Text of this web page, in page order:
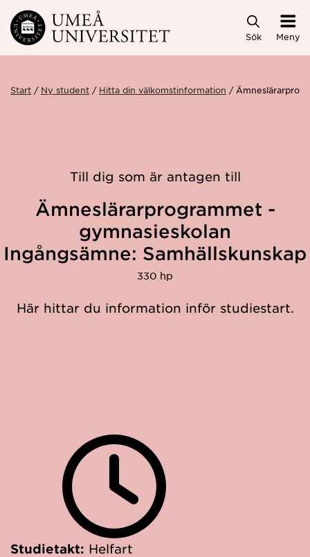
Hoppa direkt till innehållet
Sök Meny
Start Ny student Hitta din välkomstinformation
Till dig som är antagen till
Ämneslärarprogrammet -
gymnasieskolan
Ingångsämne: Samhällskunskap
330 hp
Här hittar du information inför studiestart.
Studietakt: Helfart